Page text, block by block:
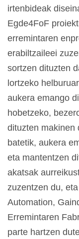
irtenbideak
Egde4FoF
erremintaren
erabiltzaileei
sortzen dituzten
lortzeko
aukera emango
hobetzeko,
dituzten makinen
batetik, aukera
eta mantentzen
akatsak
zuzentzen du,
Automation,
Erremintaren
parte hartzen